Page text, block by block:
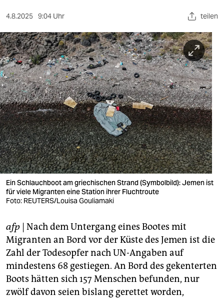
sport
berlin
nord
wahrheit
verlag
verlag
veranstaltungen
shop
fragen & hilfe
abo
genossenschaft
epaper login
4.8.2025 9:04 Uhr teilen
Ein Schlauchboot am griechischen Strand (Symbolbild): Jemen ist
für viele Migranten eine Station ihrer Fluchtroute
Foto: REUTERS/Louisa Gouliamaki
afp | Nach dem Untergang eines Bootes mit
Migranten an Bord vor der Küste des Jemen ist die
Zahl der Todesopfer nach UN-Angaben auf
mindestens 68 gestiegen. An Bord des gekenterten
Boots hätten sich 157 Menschen befunden, nur
zwölf davon seien bislang gerettet worden,